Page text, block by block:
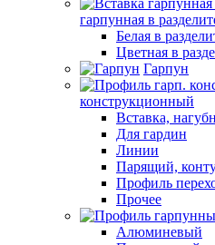
гарпунная в
Белая в
Цветная в
Гарпун
конструкционный
Вставка,
Для гардин
Линии
Парящий,
Профиль
Прочее
Алюминевый